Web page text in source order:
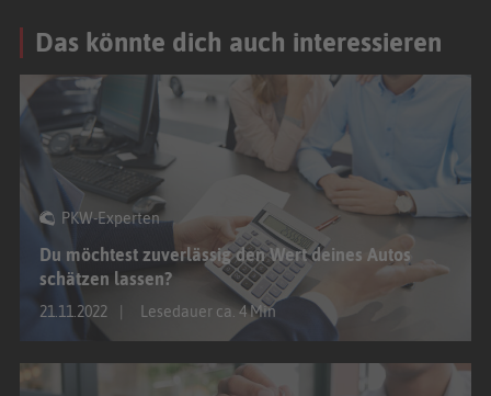
Das könnte dich auch interessieren
PKW-Experten
Du möchtest zuverlässig den Wert deines Autos
schätzen lassen?
21.11.2022 Lesedauer ca. 4 Min